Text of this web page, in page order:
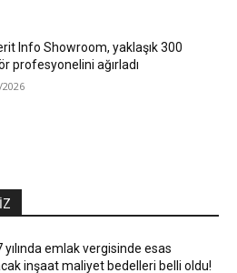
Info Showroom, yaklaşık 300
profesyonelini ağırladı
yılında emlak vergisinde esas
inşaat maliyet bedelleri belli oldu!